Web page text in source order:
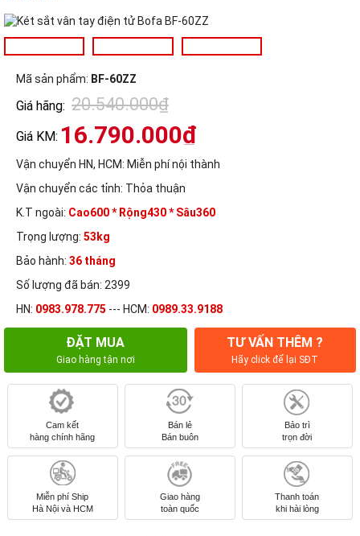
Mã sản phẩm: BF-60ZZ
Giá hãng: 20.540.000₫
Giá KM: 16.790.000₫
Vận chuyển HN, HCM: Miễn phí nội thành
Vận chuyển các tỉnh: Thỏa thuận
K.T ngoài: Cao600 * Rộng430 * Sâu360
Trọng lượng: 53kg
Bảo hành: 36 tháng
Số lượng đã bán: 2399
HN: 0983.978.775 --- HCM: 0989.33.9188
ĐẶT MUA
Giao hàng tận nơi
TƯ VẤN THÊM ?
Hãy click để lại SĐT
Cam kết
hàng chính hãng
Bán lẻ
Bán buôn
Bảo trì
trọn đời
Miễn phí Ship
Hà Nội và HCM
Giao hàng
toàn quốc
Thanh toán
khi hài lòng